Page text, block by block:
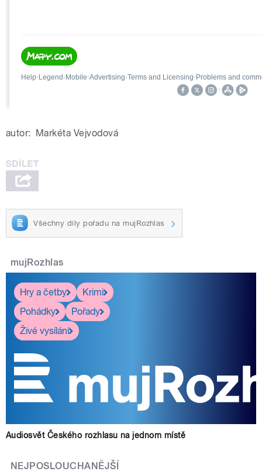
autor: Markéta Vejvodová
Všechny díly pořadu na mujRozhlas
mujRozhlas
Hry a četby
Krimi
Pohádky
Pořady
Živé vysílání
Audiosvět Českého rozhlasu na jednom místě
NEJPOSLOUCHANĚJŠÍ